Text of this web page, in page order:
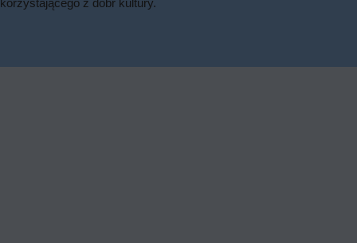
korzystającego z dóbr kultury.